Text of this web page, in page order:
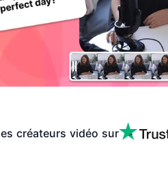
créateurs vidéo sur